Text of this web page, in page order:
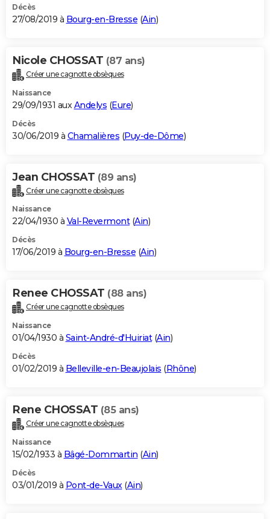
Décès
27/08/2019 à Bourg-en-Bresse (Ain)
Nicole CHOSSAT (87 ans)
Créer une cagnotte obsèques
Naissance
29/09/1931 aux Andelys (Eure)
Décès
30/06/2019 à Chamalières (Puy-de-Dôme)
Jean CHOSSAT (89 ans)
Créer une cagnotte obsèques
Naissance
22/04/1930 à Val-Revermont(Ain)
Décès
17/06/2019 à Bourg-en-Bresse (Ain)
Renee CHOSSAT (88 ans)
Créer une cagnotte obsèques
Naissance
01/04/1930 à Saint-André-d'Huiriat(Ain)
Décès
01/02/2019 à Belleville-en-Beaujolais (Rhône)
Rene CHOSSAT (85 ans)
Créer une cagnotte obsèques
Naissance
15/02/1933 à Bâgé-Dommartin (Ain)
Décès
03/01/2019 à Pont-de-Vaux(Ain)